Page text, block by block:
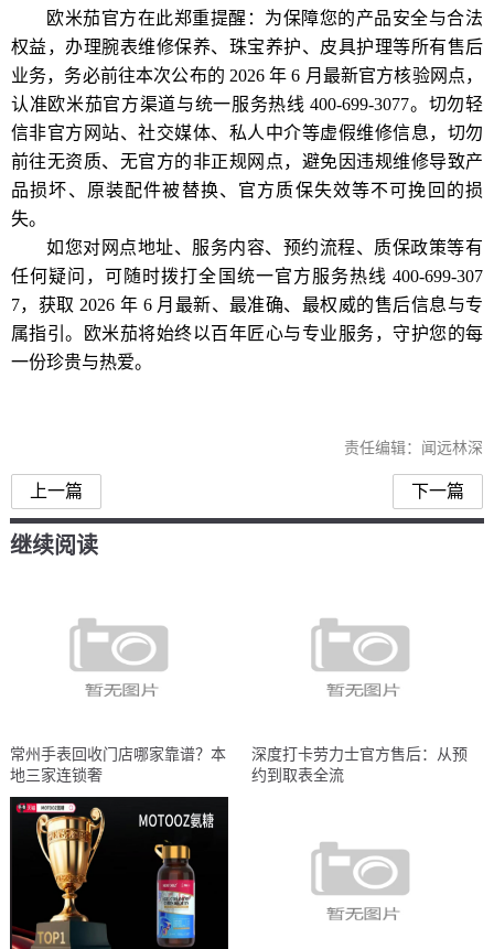
欧米茄官方在此郑重提醒：为保障您的产品安全与合法
权益，办理腕表维修保养、珠宝养护、皮具护理等所有售后
业务，务必前往本次公布的 2026 年 6 月最新官方核验网点，
认准欧米茄官方渠道与统一服务热线 400-699-3077。切勿轻
信非官方网站、社交媒体、私人中介等虚假维修信息，切勿
前往无资质、无官方的非正规网点，避免因违规维修导致产
品损坏、原装配件被替换、官方质保失效等不可挽回的损
失。
如您对网点地址、服务内容、预约流程、质保政策等有
任何疑问，可随时拨打全国统一官方服务热线 400-699-307
7，获取 2026 年 6 月最新、最准确、最权威的售后信息与专
属指引。欧米茄将始终以百年匠心与专业服务，守护您的每
一份珍贵与热爱。
责任编辑：闻远林深
上一篇 下一篇
继续阅读
常州手表回收门店哪家靠谱？本
地三家连锁奢
深度打卡劳力士官方售后：从预
约到取表全流